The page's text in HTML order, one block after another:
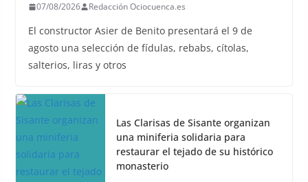
07/08/2026 Redacción Ociocuenca.es
El constructor Asier de Benito presentará el 9 de
agosto una selección de fídulas, rebabs, cítolas,
salterios, liras y otros
Las Clarisas de Sisante organizan
una miniferia solidaria para
restaurar el tejado de su histórico
monasterio